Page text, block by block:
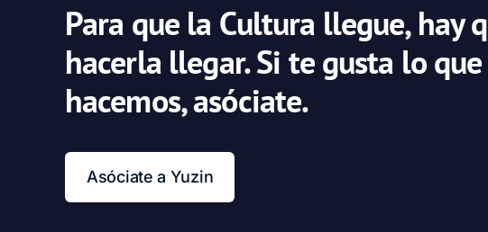
Para que la Cultura llegue, hay
hacerla llegar. Si te gusta lo que
hacemos, asóciate.
Asóciate a Yuzin